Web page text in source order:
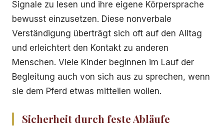
Signale zu lesen und ihre eigene Körpersprache
bewusst einzusetzen. Diese nonverbale
Verständigung überträgt sich oft auf den Alltag
und erleichtert den Kontakt zu anderen
Menschen. Viele Kinder beginnen im Lauf der
Begleitung auch von sich aus zu sprechen, wenn
sie dem Pferd etwas mitteilen wollen.
Sicherheit durch feste Abläufe